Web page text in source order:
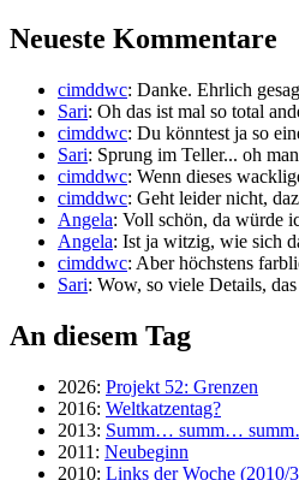
Neueste Kommentare
cimddwc: Danke. Ehrlich
Sari: Oh das ist mal so total
cimddwc: Du könntest ja so
Sari: Sprung im Teller... oh
cimddwc: Wenn dieses
cimddwc: Geht leider nicht,
Angela: Voll schön, da würde
Angela: Ist ja witzig, wie sich
cimddwc: Aber höchstens
Sari: Wow, so viele Details,
An diesem Tag
2026: Projekt 52: Grenzen
2016: Weltkatzentag?
2013: Summ… summ…
2011: Neubeginn
2010: Links der Woche (2010/